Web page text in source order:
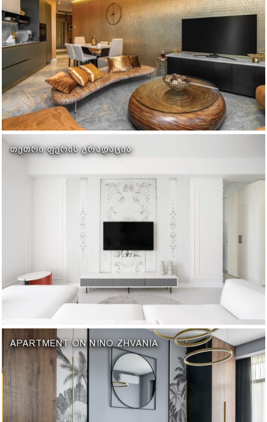
ᲗᲔᲗᲠᲘ ᲤᲔᲠᲘᲡ ᲒᲠᲐᲓᲐᲪᲘᲐ
APARTMENT ON NINO ZHVANIA